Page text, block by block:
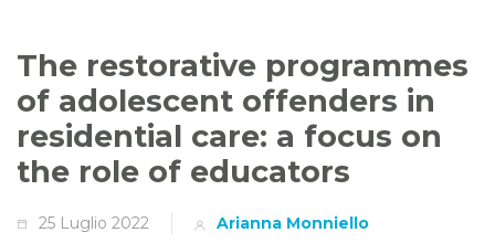
The restorative programmes
of adolescent offenders in
residential care: a focus on
the role of educators
25 Luglio 2022 Arianna Monniello